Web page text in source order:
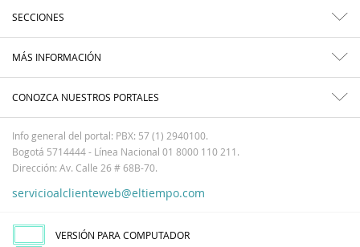
SECCIONES
MÁS INFORMACIÓN
CONOZCA NUESTROS PORTALES
Info general del portal: PBX: 57 (1) 2940100.
Bogotá 5714444 - Línea Nacional 01 8000 110 211.
Dirección: Av. Calle 26 # 68B-70.
servicioalclienteweb@eltiempo.com
VERSIÓN PARA COMPUTADOR